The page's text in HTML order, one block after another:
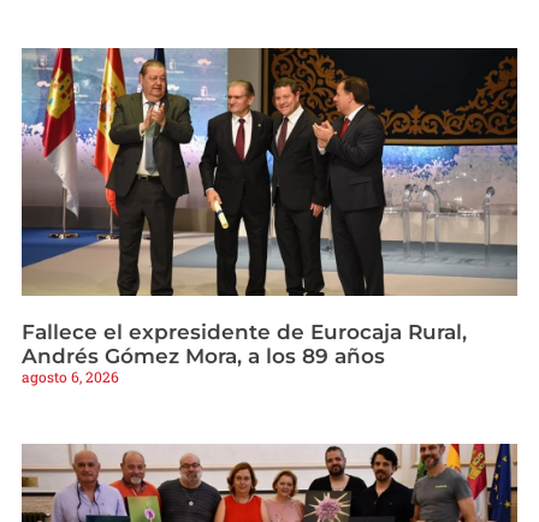
Fallece el expresidente de Eurocaja Rural,
Andrés Gómez Mora, a los 89 años
agosto 6, 2026